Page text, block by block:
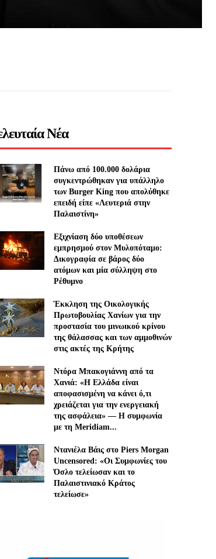
Νέα
Πάνω από 100.000 δολάρια
συγκεντρώθηκαν για υπάλληλο
των Burger King που απολύθηκε
επειδή είπε «Λευτεριά στην
Παλαιστίνη»
Εξιχνίαση δύο υποθέσεων
εμπρησμού στον Μυλοπόταμο:
Δικογραφία σε βάρος δύο
ατόμων και μία σύλληψη στο
Ρέθυμνο
Έκκληση της Οικολογικής
Πρωτοβουλίας Χανίων για την
προστασία του μινωικού κρίνου
της θάλασσας και των αμμοθινών
στις ακτές της Κρήτης
Ντόρα Μπακογιάννη από τα
Χανιά: «Η Ελλάδα είναι
αποφασισμένη να κάνει ό,τι
χρειάζεται για την ενεργειακή
της ασφάλεια» — Η συμφωνία
με τη Meridiam...
Ντανιέλα Βάις στο Piers Morgan
Uncensored: «Οι Συμφωνίες του
Όσλο τελείωσαν και το
Παλαιστινιακό Κράτος
τελείωσε»